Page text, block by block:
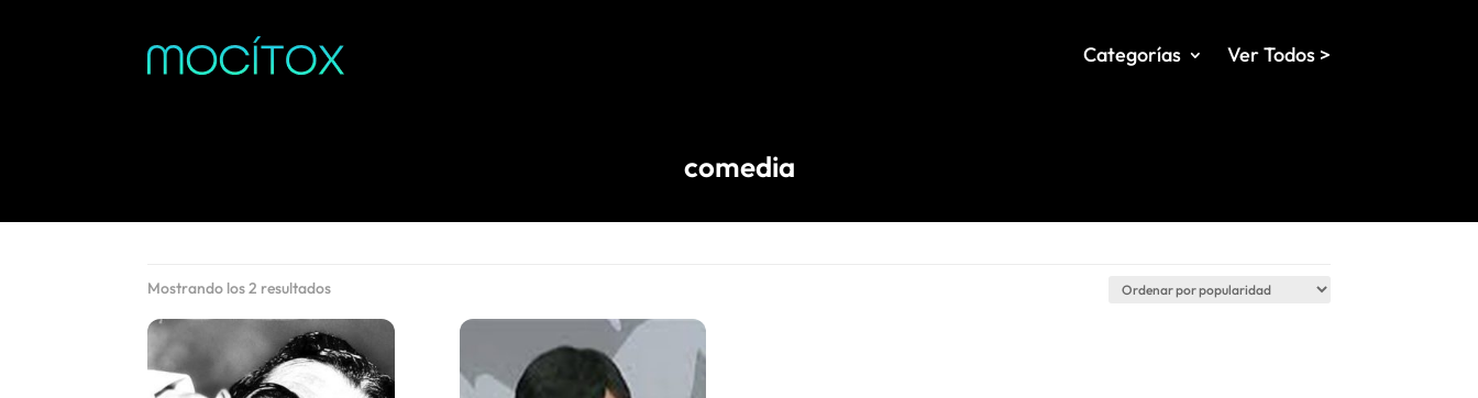
Categorías Ver Todos >
comedia
Mostrando los 2 resultadosOrdenado
popularidad